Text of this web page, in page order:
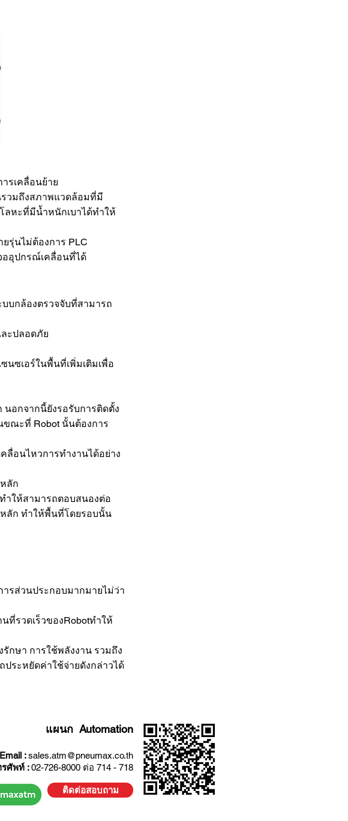
รเคลื่อนย้าย
วมถึงสภาพแวดล้อมที่มี
หะที่มีน้ำหนักเบาได้ทำให้
รุ่นไม่ต้องการ PLC
อุปกรณ์เคลื่อนที่ได้
บกล้องตรวจจับที่สามารถ
ะปลอดภัย
นซเอร์ในพื้นที่เพิ่มเติมเพื่อ
นอกจากนี้ยังรอรับการติดตั้ง
ณะที่ Robot นั้นต้องการ
ลื่อนไหวการทำงานได้อย่าง
ลัก
ำให้สามารถตอบสนองต่อ
ลัก ทำให้พื้นที่โดยรอบนั้น
ารส่วนประกอบมากมายไม่ว่า
รวดเร็วของRobotทำให้
กษา การใช้พลังงาน รวมถึง
ระหยัดค่าใช้จ่ายดังกล่าวได้
แผนก Automation
Email :sales.atm@pneumax.co.th
รศัพท์ :02-726-8000 ต่อ 714 - 718
ติดต่อสอบถาม